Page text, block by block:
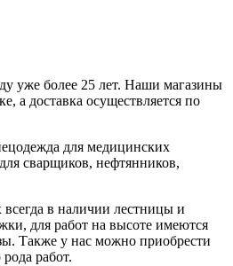
уже более 25 лет. Наши магазины
а доставка осуществляется по
для медицинских
сварщиков, нефтянников,
всегда в наличии лестницы и
для работ на высоте имеются
Также у нас можно приобрести
работ.